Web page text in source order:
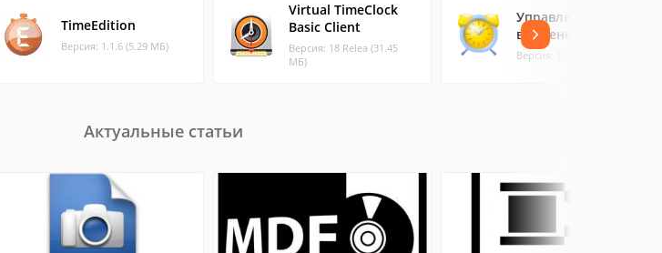
TimeEdition
Версия: 1.1.6 (5.29 МБ)
Virtual TimeClock
Basic Client
Версия: 18 Relea (31.45
МБ)
Управление
временем
Версия: 1.0 (0.4 МБ)
Актуальные статьи